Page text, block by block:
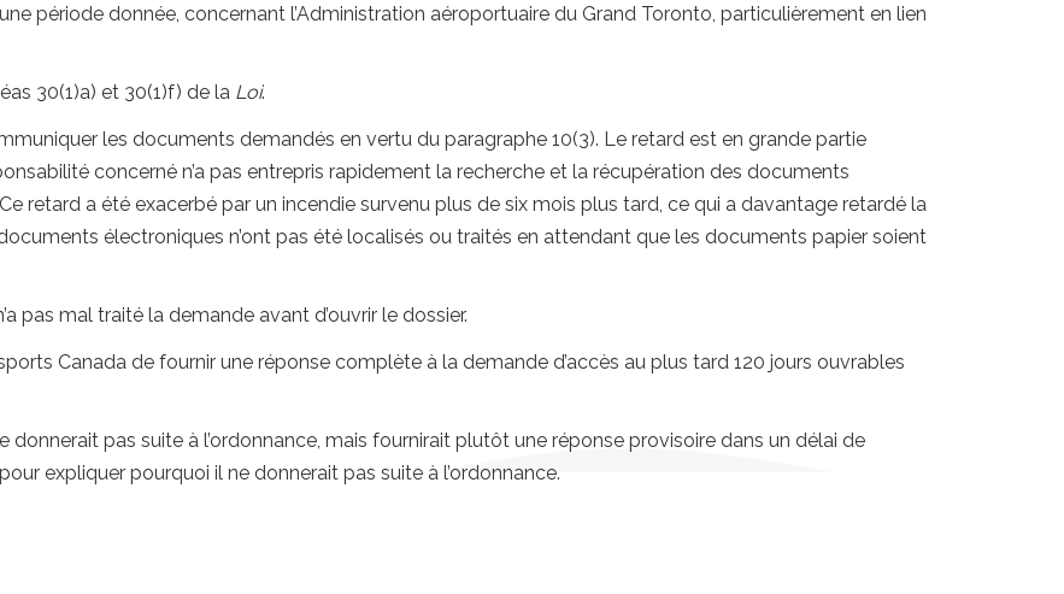
période donnée, concernant l’Administration aéroportuaire du Grand Toronto, particulièrement en lien
30(1)a) et 30(1)f) de la Loi.
les documents demandés en vertu du paragraphe 10(3). Le retard est en grande partie
concerné n’a pas entrepris rapidement la recherche et la récupération des documents
retard a été exacerbé par un incendie survenu plus de six mois plus tard, ce qui a davantage retardé la
électroniques n’ont pas été localisés ou traités en attendant que les documents papier soient
pas mal traité la demande avant d’ouvrir le dossier.
Canada de fournir une réponse complète à la demande d’accès au plus tard 120 jours ouvrables
donnerait pas suite à l’ordonnance, mais fournirait plutôt une réponse provisoire dans un délai de
expliquer pourquoi il ne donnerait pas suite à l’ordonnance.